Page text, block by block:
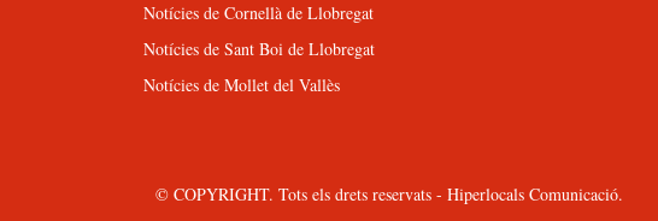
Notícies de Cornellà de Llobregat
Notícies de Sant Boi de Llobregat
Notícies de Mollet del Vallès
© COPYRIGHT. Tots els drets reservats - Hiperlocals Comunicació.